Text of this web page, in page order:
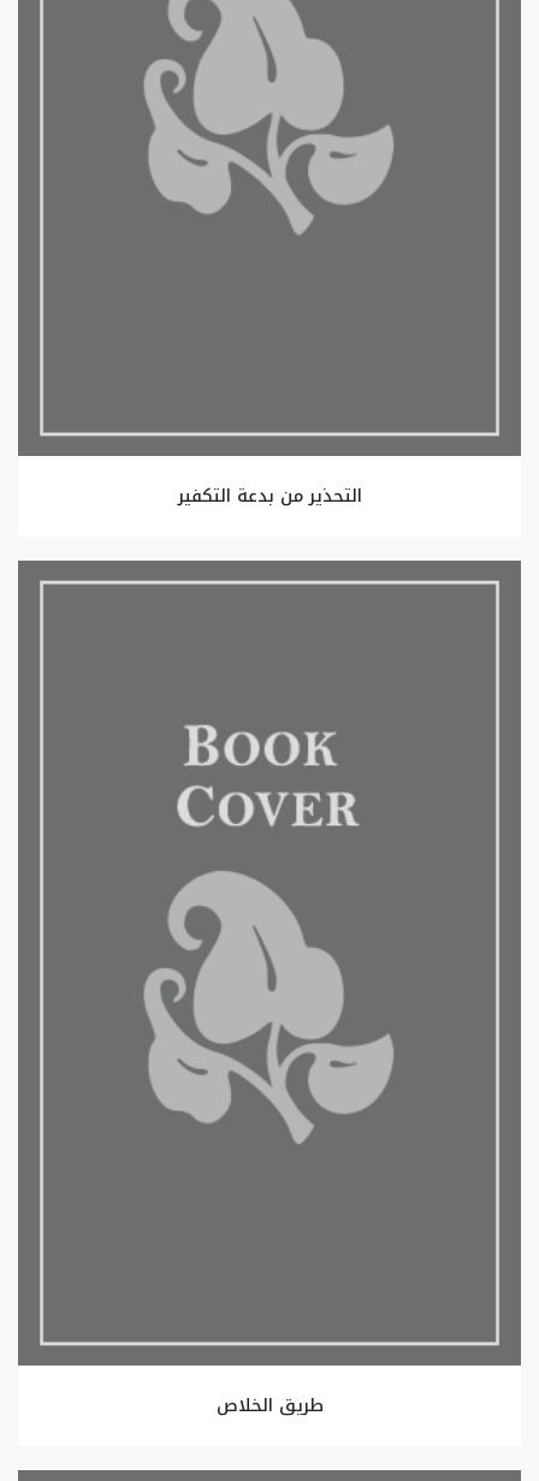
التحذير من بدعة التكفير
طريق الخلاص